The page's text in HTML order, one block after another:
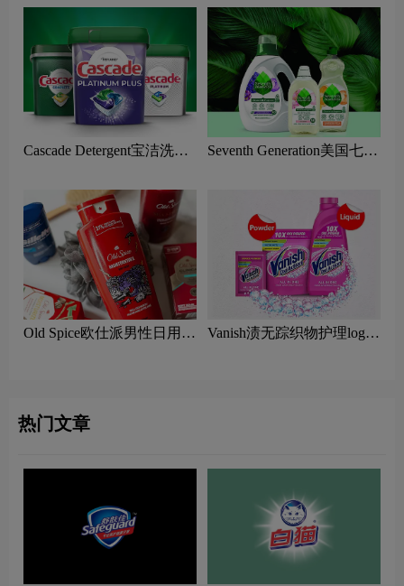
Cascade Detergent宝洁洗碗
洁产品品牌理念
Seventh Generation美国七世
Old Spice欧仕派‌男性日用护
Vanish渍无踪织物护理logo
热门文章